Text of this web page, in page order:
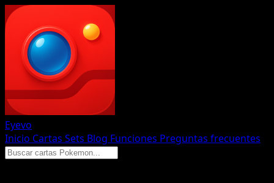
Eyevo
Inicio Cartas Sets Blog Funciones Preguntas frecuentes